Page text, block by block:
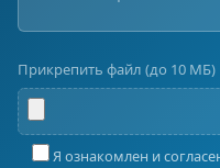
Прикрепить файл (до 10 МБ)
Я ознакомлен и